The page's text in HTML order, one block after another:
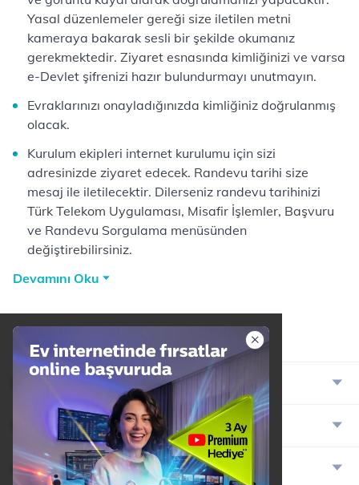
Yasal düzenlemeler gereği size iletilen metni
kameraya bakarak sesli bir şekilde okumanız
gerekmektedir. Ziyaret esnasında kimliğinizi ve varsa
e-Devlet şifrenizi hazır bulundurmayı unutmayın.
Evraklarınızı onayladığınızda kimliğiniz doğrulanmış
olacak.
Kurulum ekipleri internet kurulumu için sizi
adresinizde ziyaret edecek. Randevu tarihi size
mesaj ile iletilecektir. Dilerseniz randevu tarihinizi
Türk Telekom Uygulaması, Misafir İşlemler, Başvuru
ve Randevu Sorgulama menüsünden
değiştirebilirsiniz.
Devamını Oku
Ürün ve Hizmetler
Cihazlar